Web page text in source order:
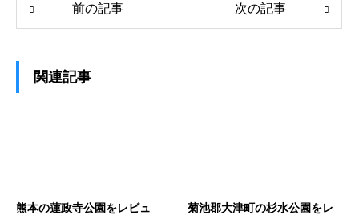
前の記事 次の記事
関連記事
熊本の蓮政寺公園をレビュ
菊池郡大津町の杉水公園をレ